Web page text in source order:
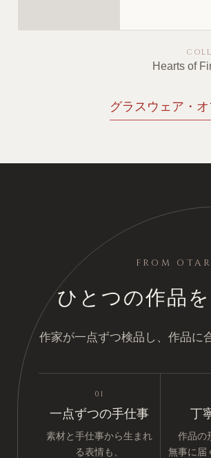
Hearts of
グラスウェア・
FROM
ひとつの作品
作家が一点ずつ検品し、作品に
01
一点ずつの手仕事
素材と手仕事から生まれ
る表情も、
丁
作品の
無事に届